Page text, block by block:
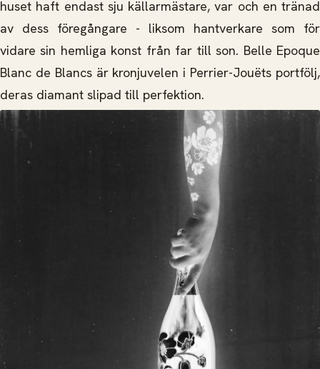
huset haft endast sju källarmästare, var och en tränad
av dess föregångare -­ liksom hantverkare som för
vidare sin hemliga konst från far till son. Belle Epoque
Blanc de Blancs är kronjuvelen i Perrier-Jouëts portfölj,
deras diamant slipad till perfektion.